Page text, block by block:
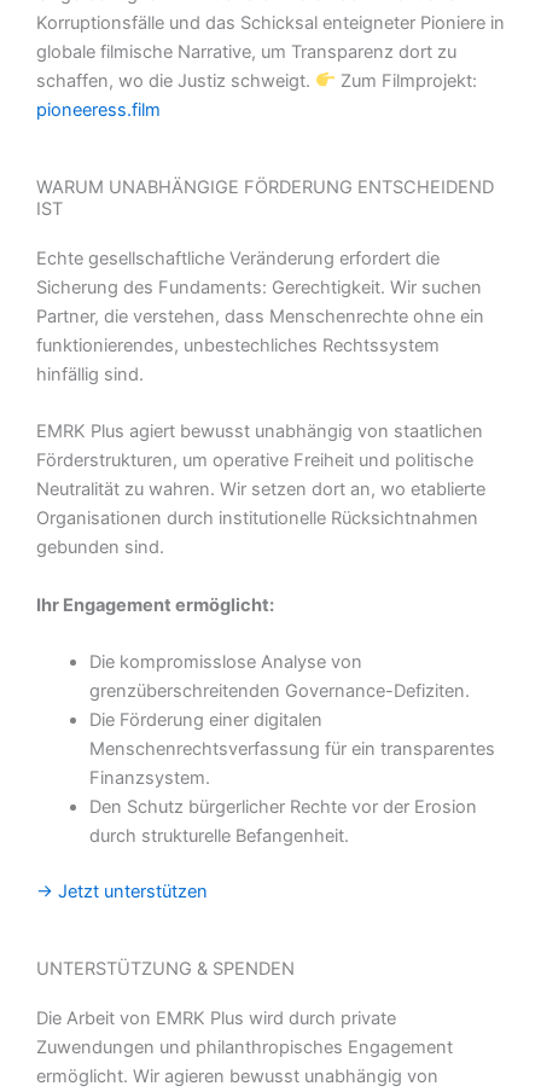
Korruptionsfälle und das Schicksal enteigneter Pioniere in
globale filmische Narrative, um Transparenz dort zu
schaffen, wo die Justiz schweigt.
Zum Filmprojekt:
pioneeress.film
WARUM UNABHÄNGIGE FÖRDERUNG ENTSCHEIDEND
IST
Echte gesellschaftliche Veränderung erfordert die
Sicherung des Fundaments: Gerechtigkeit. Wir suchen
Partner, die verstehen, dass Menschenrechte ohne ein
funktionierendes, unbestechliches Rechtssystem
hinfällig sind.
EMRK Plus agiert bewusst unabhängig von staatlichen
Förderstrukturen, um operative Freiheit und politische
Neutralität zu wahren. Wir setzen dort an, wo etablierte
Organisationen durch institutionelle Rücksichtnahmen
gebunden sind.
Ihr Engagement ermöglicht:
Die kompromisslose Analyse von
grenzüberschreitenden Governance-Defiziten.
Die Förderung einer digitalen
Menschenrechtsverfassung für ein transparentes
Finanzsystem.
Den Schutz bürgerlicher Rechte vor der Erosion
durch strukturelle Befangenheit.
→ Jetzt unterstützen
UNTERSTÜTZUNG & SPENDEN
Die Arbeit von EMRK Plus wird durch private
Zuwendungen und philanthropisches Engagement
ermöglicht. Wir agieren bewusst unabhängig von